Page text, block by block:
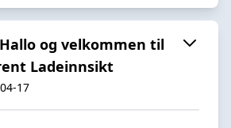
Hallo og velkommen til
Ladeinnsikt
17